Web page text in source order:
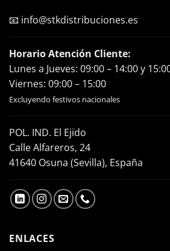
📧 info@stkdistribuciones.es
Horario Atención Cliente:
Lunes a Jueves: 09:00 – 14:00 y
Viernes: 09:00 – 15:00
Excluyendo festivos nacionales
POL. IND. El Ejido
Calle Alfareros, 24
41640 Osuna (Sevilla), España
ENLACES